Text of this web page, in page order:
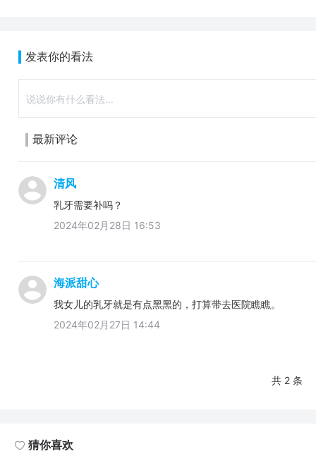
发表你的看法
最新评论
清风
乳牙需要补吗？
2024年02月28日 16:53
海派甜心
我女儿的乳牙就是有点黑黑的，打算带去医院瞧瞧。
2024年02月27日 14:44
共 2 条
猜你喜欢